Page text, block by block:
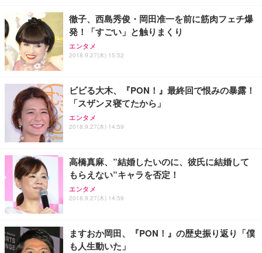
徹子、西島秀俊・岡田准一を前に筋肉フェチ爆
発！「すごい」と触りまくり
エンタメ
2018.9.27(木) 15:52
ビビる大木、『PON！』最終回で恨みの暴露！
「スザンヌ寝てたから」
エンタメ
2018.9.27(木) 14:59
高橋真麻、”結婚したいのに、彼氏に結婚して
もらえない”キャラを否定！
エンタメ
2018.9.27(木) 14:59
ますおか岡田、『PON！』の歴史振り返り「僕
も人生動いた」